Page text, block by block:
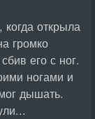
открыла
громко
его с ног.
ногами и
дышать.